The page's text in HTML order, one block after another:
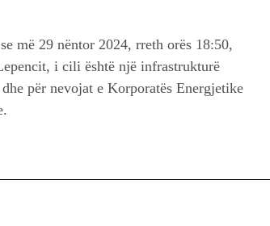
më 29 nëntor 2024, rreth orës 18:50,
i cili është një infrastrukturë
për nevojat e Korporatës Energjetike